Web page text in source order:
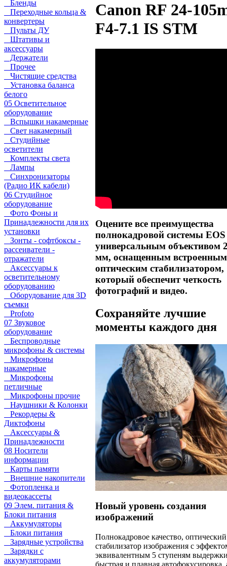
Бленды
Переходные кольца &
конвертеры
Пульты ДУ
Штативы и
аксессуары
Держатели
Прочее
Чистящие средства
Установка баланса
белого
05 Осветительное
оборудование
Вспышки накамерные
Свет накамерный
Студийные
осветители
Комплекты света
Лампы
Синхронизаторы
(Радио ИК кабели)
06 Студийное
оборудование
Фото Фоны и
Принадлежности для их
установки
Зонты - софтбоксы -
рассеиватели -
отражатели
Аксессуары к
осветительному
оборудованию
Оборудование для 3D
съемки
Profoto
07 Звуковое
оборудование
Беспроводные
микрофоны & системы
Микрофоны
накамерные
Микрофоны
петличные
Микрофоны прочие
Наушники & Колонки
Рекордеры &
Диктофоны
Аксессуары &
Принадлежности
08 Носители
информации
Карты памяти
Внешние накопители
Фотопленка и
видеокассеты
09 Элем. питания &
Блоки питания
Аккумуляторы
Блоки питания
Зарядные устройства
Зарядки с
аккумуляторами
Canon RF 24-
F4-7.1 IS STM
Оцените все преимущества
полнокадровой системы EOS
универсальным объективом
мм, оснащенным встроенным
оптическим стабилизатором,
который обеспечит четкость
фотографий и видео.
Сохраняйте лучшие
моменты каждого дня
Новый уровень создания
изображений
Полнокадровое качество, оптический
стабилизатор изображения с
эквивалентным 5 ступеням
быстрая и плавная автофокусировка,